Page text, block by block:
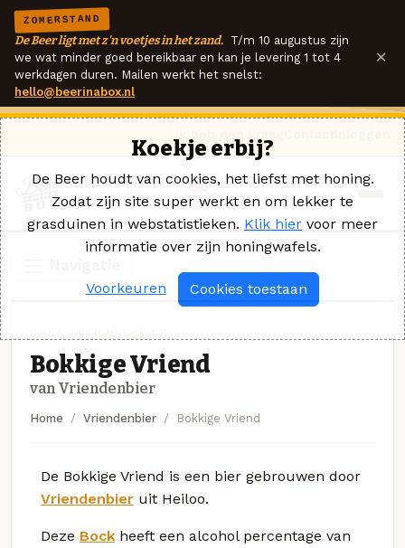
ZOMERSTAND
De Beer ligt met z'n voetjes in het zand. T/m 10 augustus zijn
we wat minder goed bereikbaar en kan je levering 1 tot 4
werkdagen duren. Mailen werkt het snelst:
hello@beerinabox.nl
×
Bokkige Vriend
van Vriendenbier
Home Vriendenbier Bokkige Vriend
De Bokkige Vriend is een bier gebrouwen door
Vriendenbier uit Heiloo.
Deze Bock heeft een alcohol percentage van
Koekje erbij?
De Beer houdt van cookies, het liefst met honing.
Zodat zijn site super werkt en om lekker te
grasduinen in webstatistieken. Klik hier voor meer
informatie over zijn honingwafels.
Voorkeuren Cookies toestaan